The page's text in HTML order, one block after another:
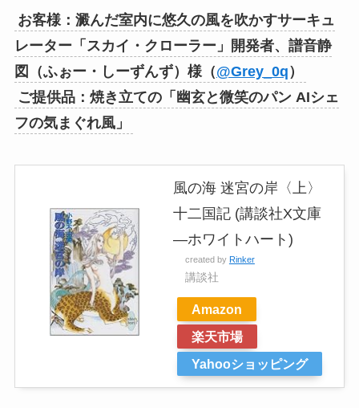
お客様：澱んだ室内に悠久の風を吹かすサーキュ
レーター「スカイ・クローラー」開発者、譜音静
図（ふぉー・しーずんず）様（@Grey_0q）
ご提供品：焼き立ての「幽玄と微笑のパン AIシェ
フの気まぐれ風」
風の海 迷宮の岸〈上〉
十二国記 (講談社X文庫
―ホワイトハート)
created by Rinker
講談社
Amazon
楽天市場
Yahooショッピング